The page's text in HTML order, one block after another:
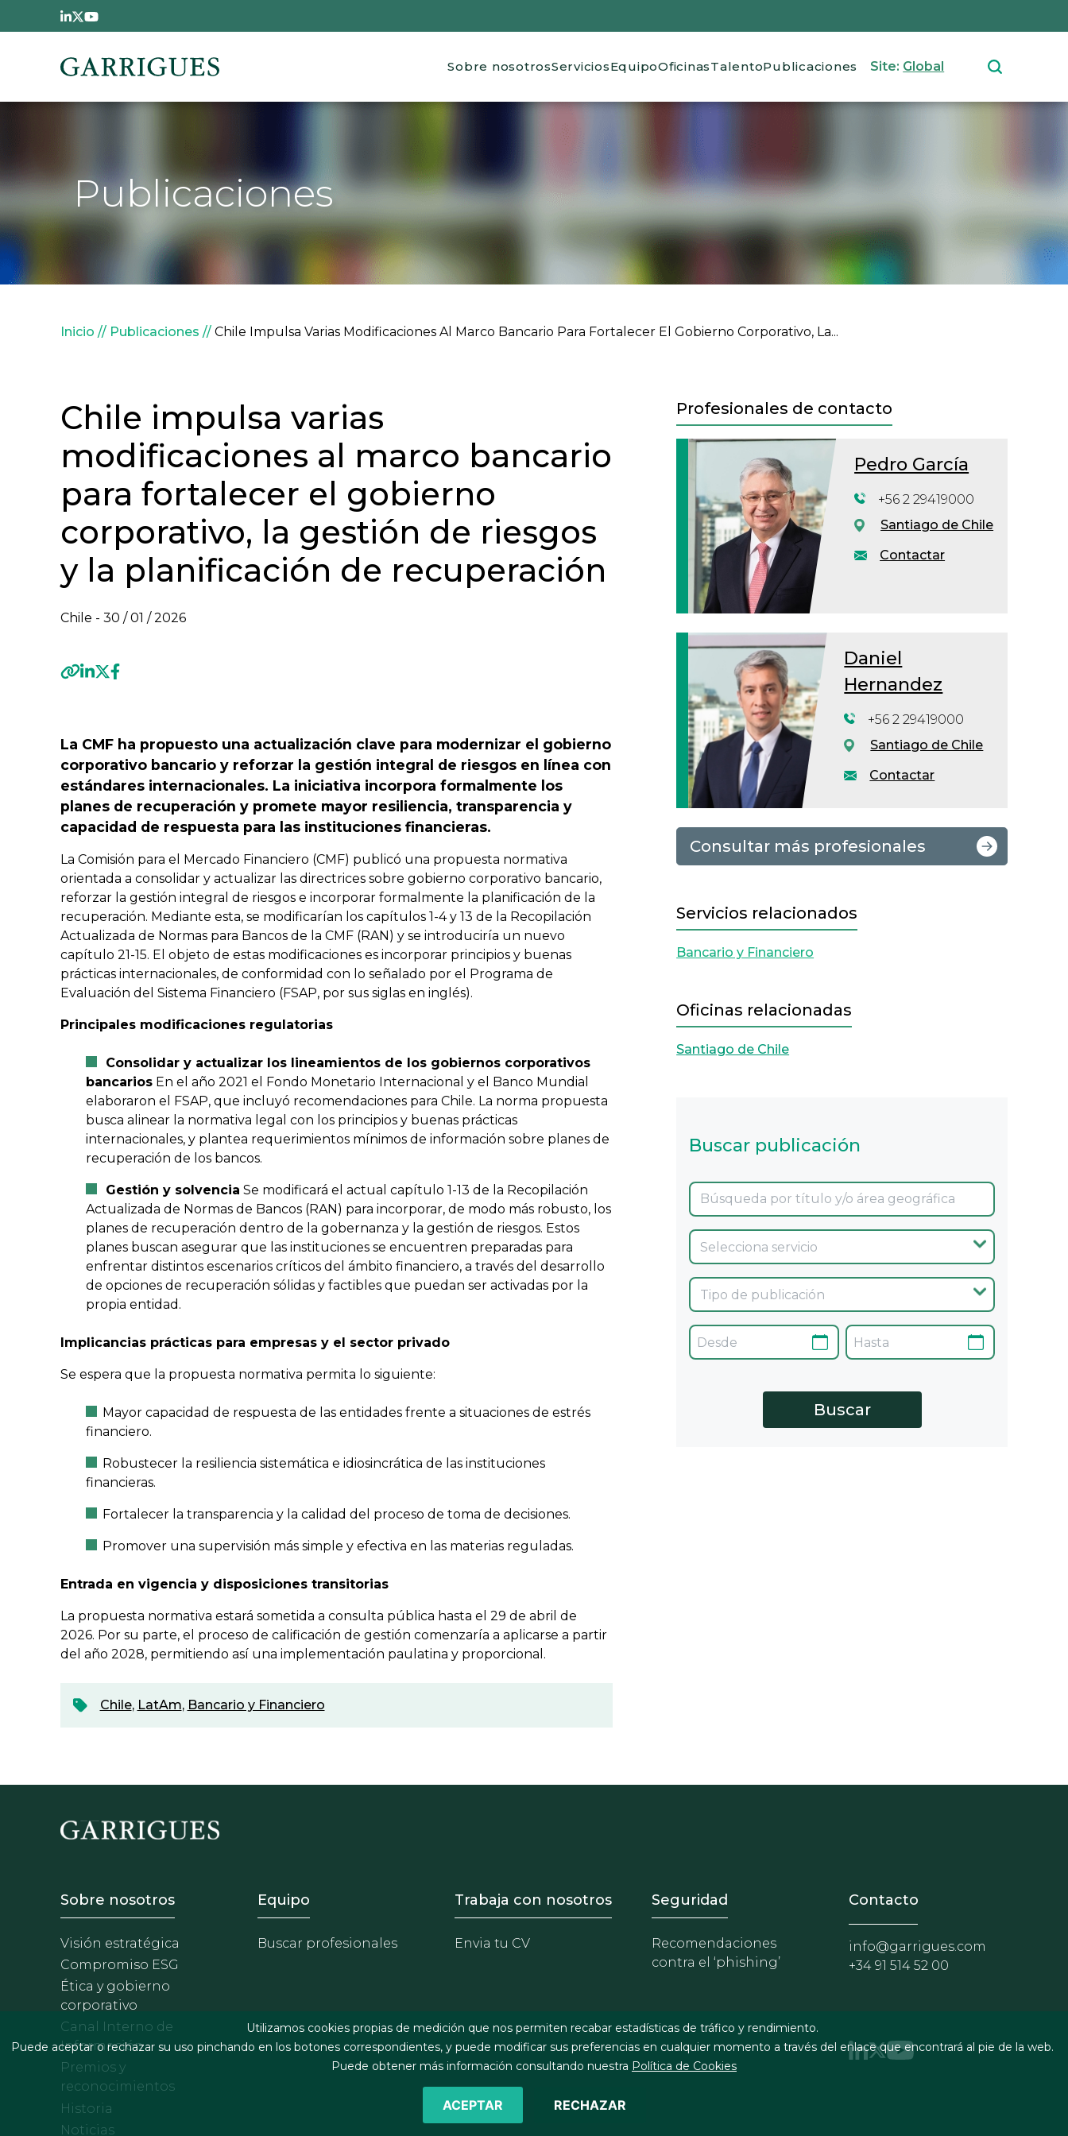
Pasar al contenido principal
Main navigation
Sobre nosotrosServiciosEquipoOficinasTalentoPublicaciones Site: Global
Publicaciones
Sobrescribir enlaces de ayuda a la navegación
Inicio Publicaciones Chile Impulsa Varias Modificaciones Al Marco Bancario Para Fortalecer El Gobierno Corporativo, La...
Chile impulsa varias
modificaciones al marco bancario
para fortalecer el gobierno
corporativo, la gestión de riesgos
y la planificación de recuperación
Chile - 30 / 01 / 2026
La CMF ha propuesto una actualización clave para modernizar el gobierno
corporativo bancario y reforzar la gestión integral de riesgos en línea con
estándares internacionales. La iniciativa incorpora formalmente los
planes de recuperación y promete mayor resiliencia, transparencia y
capacidad de respuesta para las instituciones financieras.
La Comisión para el Mercado Financiero (CMF) publicó una propuesta normativa
orientada a consolidar y actualizar las directrices sobre gobierno corporativo bancario,
reforzar la gestión integral de riesgos e incorporar formalmente la planificación de la
recuperación. Mediante esta, se modificarían los capítulos 1-4 y 13 de la Recopilación
Actualizada de Normas para Bancos de la CMF (RAN) y se introduciría un nuevo
capítulo 21-15. El objeto de estas modificaciones es incorporar principios y buenas
prácticas internacionales, de conformidad con lo señalado por el Programa de
Evaluación del Sistema Financiero (FSAP, por sus siglas en inglés).
Principales modificaciones regulatorias
Consolidar y actualizar los lineamientos de los gobiernos corporativos
bancarios En el año 2021 el Fondo Monetario Internacional y el Banco Mundial
elaboraron el FSAP, que incluyó recomendaciones para Chile. La norma propuesta
busca alinear la normativa legal con los principios y buenas prácticas
internacionales, y plantea requerimientos mínimos de información sobre planes de
recuperación de los bancos.
Gestión y solvencia Se modificará el actual capítulo 1-13 de la Recopilación
Actualizada de Normas de Bancos (RAN) para incorporar, de modo más robusto, los
planes de recuperación dentro de la gobernanza y la gestión de riesgos. Estos
planes buscan asegurar que las instituciones se encuentren preparadas para
enfrentar distintos escenarios críticos del ámbito financiero, a través del desarrollo
de opciones de recuperación sólidas y factibles que puedan ser activadas por la
propia entidad.
Implicancias prácticas para empresas y el sector privado
Se espera que la propuesta normativa permita lo siguiente:
Mayor capacidad de respuesta de las entidades frente a situaciones de estrés
financiero.
Robustecer la resiliencia sistemática e idiosincrática de las instituciones
financieras.
Fortalecer la transparencia y la calidad del proceso de toma de decisiones.
Promover una supervisión más simple y efectiva en las materias reguladas.
Entrada en vigencia y disposiciones transitorias
La propuesta normativa estará sometida a consulta pública hasta el 29 de abril de
2026. Por su parte, el proceso de calificación de gestión comenzaría a aplicarse a partir
del año 2028, permitiendo así una implementación paulatina y proporcional.
Chile, LatAm, Bancario y Financiero
Profesionales de contacto
Pedro García
Contactar
+56 2 29419000
Santiago de Chile
Daniel
Hernandez
Contactar
+56 2 29419000
Santiago de Chile
Consultar más profesionales
Servicios relacionados
Bancario y Financiero
Oficinas relacionadas
Santiago de Chile
Buscar publicación
Footer - Sobre Nosotros
Sobre nosotros
Visión estratégica
Compromiso ESG
Ética y gobierno
corporativo
Canal Interno de
Información
Premios y
reconocimientos
Historia
Noticias
Footer - Equipo
Equipo
Buscar profesionales
Footer - Trabaja con nosotros
Trabaja con nosotros
Envia tu CV
Footer - Extranet y herramientas
Seguridad
Recomendaciones
contra el ‘phishing’
Contacto
info@garrigues.com
+34 91 514 52 00
Utilizamos cookies propias de medición que nos permiten recabar estadísticas de tráfico y rendimiento.
Puede aceptar o rechazar su uso pinchando en los botones correspondientes, y puede modificar sus preferencias en cualquier momento a través del enlace que encontrará al pie de la web.
Puede obtener más información consultando nuestra Política de Cookies
ACEPTAR RECHAZAR